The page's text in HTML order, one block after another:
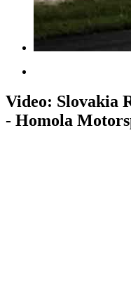
Video: Slovakia
- Homola